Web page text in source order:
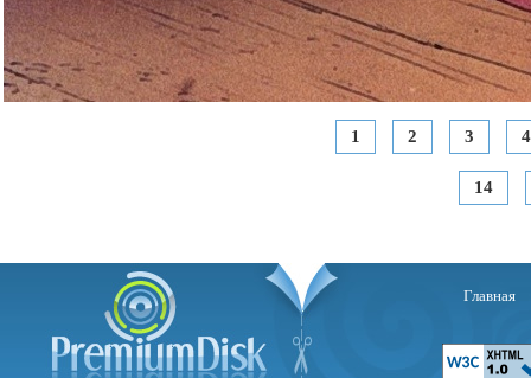
1 2 3 4
14
Главная